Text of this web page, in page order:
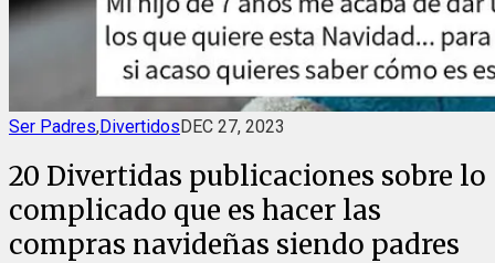
Ser Padres,DivertidosDEC 27, 2023
20 Divertidas publicaciones sobre lo
complicado que es hacer las
compras navideñas siendo padres